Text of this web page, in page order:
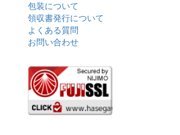
包装について
領収書発行について
よくある質問
お問い合わせ